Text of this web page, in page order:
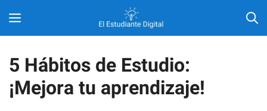
Saltar
MENÚ
5 Hábitos de Estudio:
¡Mejora tu aprendizaje!